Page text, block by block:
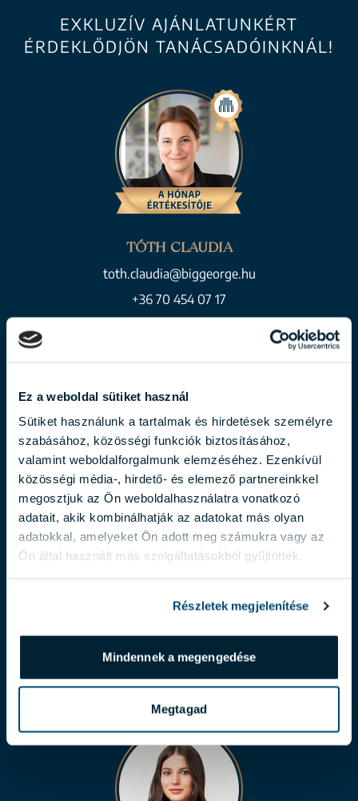
Ez a weboldal sütiket használ
Sütiket használunk a tartalmak és hirdetések személyre
szabásához, közösségi funkciók biztosításához,
valamint weboldalforgalmunk elemzéséhez. Ezenkívül
közösségi média-, hirdető- és elemező partnereinkkel
megosztjuk az Ön weboldalhasználatra vonatkozó
adatait, akik kombinálhatják az adatokat más olyan
adatokkal, amelyeket Ön adott meg számukra vagy az
Ön által használt más szolgáltatásokból gyűjtöttek.
Részletek megjelenítése
Mindennek a megengedése
Megtagad
EXKLUZÍV AJÁNLATUNKÉRT
ÉRDEKLŐDJÖN TANÁCSADÓINKNÁL!
TÓTH CLAUDIA
toth.claudia@biggeorge.hu
+36 70 454 07 17
balogh.laszlo@biggeorge.hu
+36 70 454 31 19